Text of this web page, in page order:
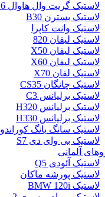
لاستیک گریت وال هاوال H6
لاستیک بسترن B30
لاستیک وانت کاپرا
لاستیک لیفان 820
لاستیک لیفان X50
لاستیک لیفان X60
لاستیک لفان X70
لاستیک چانگان CS35
لاستیک برلیانس C3
لاستیک برلیانس H320
لاستیک برلیانس H330
لاستیک سانگ یانگ کوراندو
لاستیک بی وای دی S7
آلمانی
لاستیک آئودی Q5
لاستیک پورشه ماکان
لاستیک BMW 120i